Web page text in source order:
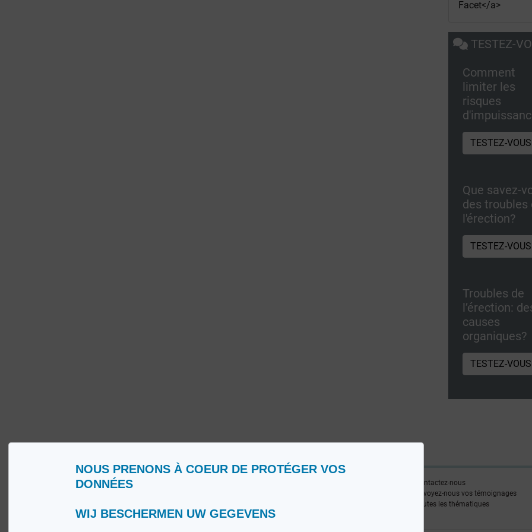
NOUS PRENONS À COEUR DE PROTÉGER VOS
DONNÉES
WIJ BESCHERMEN UW GEGEVENS
Facet</a>
TESTEZ-
Comment
limiter les
risques
TESTEZ-VOUS
Que savez-
des troubles
l'érection?
TESTEZ-VOUS
Troubles de
l’érection:
causes
organiques?
TESTEZ-VOUS
Qui sommes nous ?
Contactez-nous
Envoyez-nous vos témoignages
Toutes les thématiques